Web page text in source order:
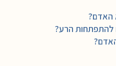
האדם?
להתפתחות הרע?